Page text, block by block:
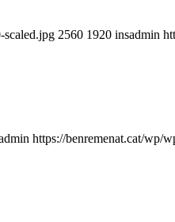
scaled.jpg 2560 1920 insadmin
https://benremenat.cat/wp/